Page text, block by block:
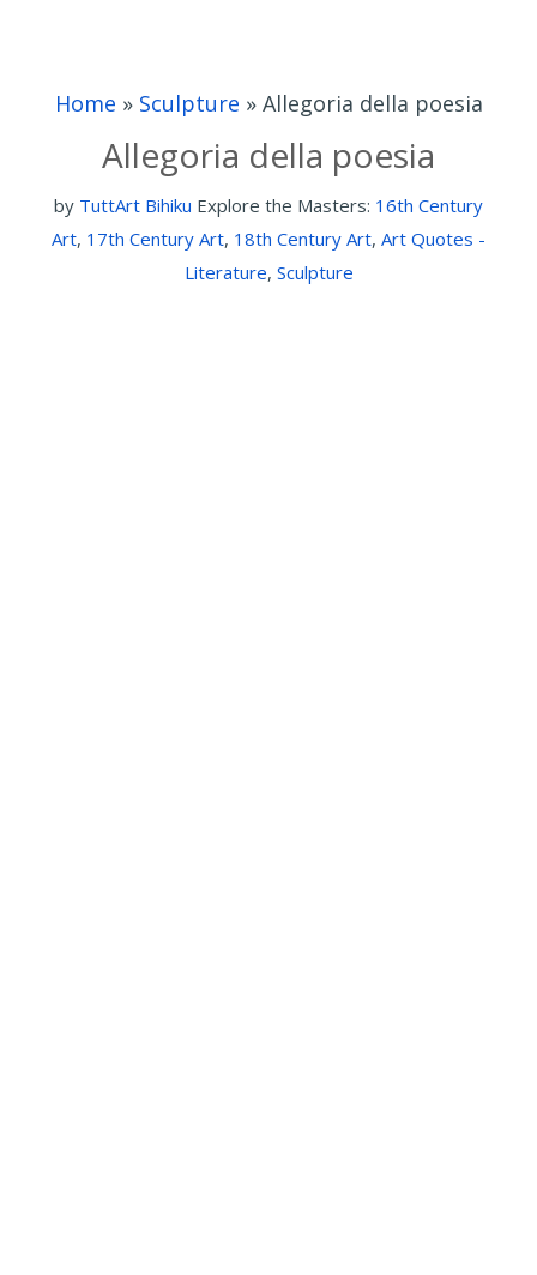
Home » Sculpture » Allegoria della poesia
Allegoria della poesia
by TuttArt Bihiku Explore the Masters: 16th Century
Art, 17th Century Art, 18th Century Art, Art Quotes -
Literature, Sculpture